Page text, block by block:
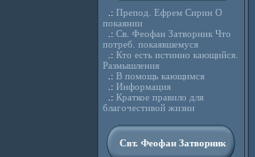
.: Препод. Ефрем Сирин О
покаянии
.: Св. Феофан Затворник Что
потреб. покаявшемуся
.: Кто есть истинно кающийся.
Размышления
.: В помощь кающимся
.: Информация
.: Краткое правило для
благочестивой жизни
Свт. Феофан Затворник